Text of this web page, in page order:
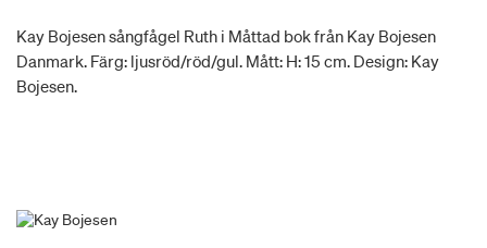
Kay Bojesen sångfågel Ruth i Måttad bok från Kay Bojesen
Danmark. Färg: ljusröd/röd/gul. Mått: H: 15 cm. Design: Kay
Bojesen.